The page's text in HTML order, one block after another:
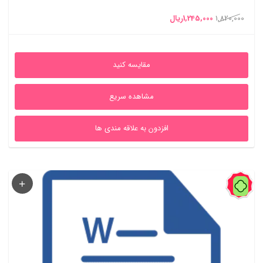
1,820,000 قیمت
1,820,000ریال
1,245,000ریال
1,245,000ریال
مقایسه کنید
مشاهده سریع
افزدون به علاقه مندی ها
31%